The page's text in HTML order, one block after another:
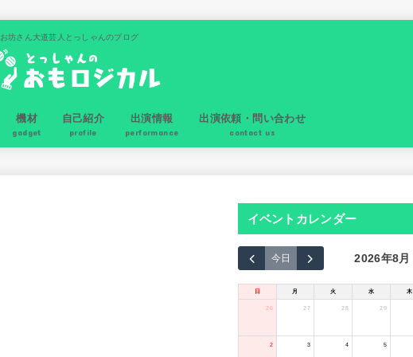
お坊さん大道芸人とっしゃんのブログ
機材
gadget
自己紹介
profile
出演情報
performance
出演依頼・問い合わせ
contact us
イベントカレンダー
今日 2026年8月
日 月 火 水 木
26 27 28 29
2 3 4 5